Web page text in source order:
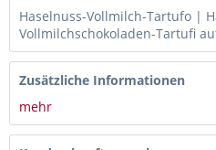
Haselnuss-Vollmilch-Tartufo |
Vollmilchschokoladen-Tartufi
Zusätzliche Informationen
mehr